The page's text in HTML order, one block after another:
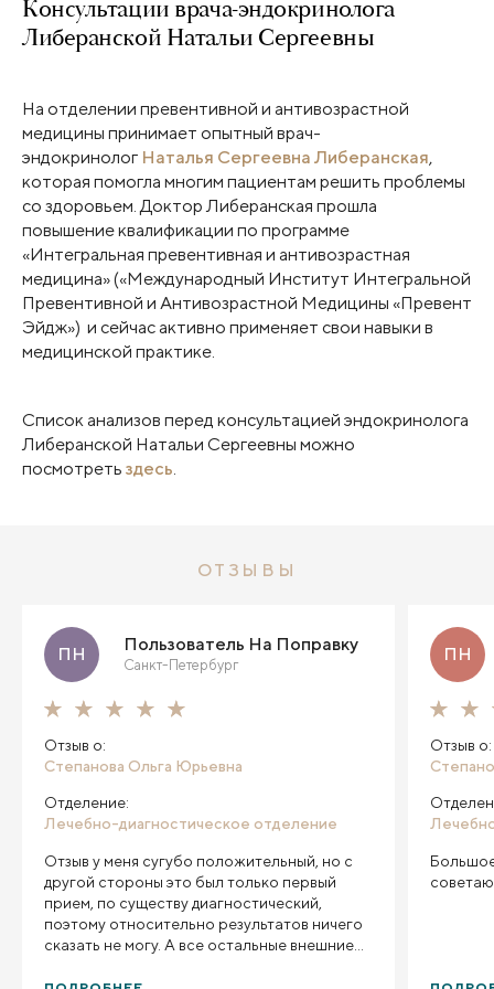
Консультации врача-эндокринолога
Либеранской Натальи Сергеевны
На отделении превентивной и антивозрастной
медицины принимает опытный врач-
эндокринолог Наталья Сергеевна Либеранская,
которая помогла многим пациентам решить проблемы
со здоровьем. Доктор Либеранская прошла
повышение квалификации по программе
«Интегральная превентивная и антивозрастная
медицина» («Международный Институт Интегральной
Превентивной и Антивозрастной Медицины «Превент
Эйдж») и сейчас активно применяет свои навыки в
медицинской практике.
Список анализов перед консультацией эндокринолога
Либеранской Натальи Сергеевны можно
посмотреть здесь
ОТЗЫВЫ
ПН Пользователь На Поправку
Санкт-Петербург
Отзыв о:
Степанова Ольга Юрьевна
Отделение:
Лечебно-диагностическое отделение
Отзыв у меня сугубо положительный, но с
другой стороны это был только первый
прием, по существу диагностический,
поэтому относительно результатов ничего
сказать не могу. А все остальные внешние
ПН
Отзыв о: